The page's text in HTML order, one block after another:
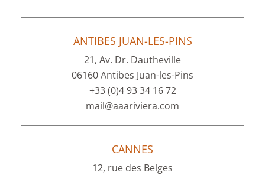
ANTIBES JUAN-LES-PINS
21, Av. Dr. Dautheville
06160 Antibes Juan-les-Pins
+33 (0)4 93 34 16 72
mail@aaariviera.com
CANNES
12, rue des Belges